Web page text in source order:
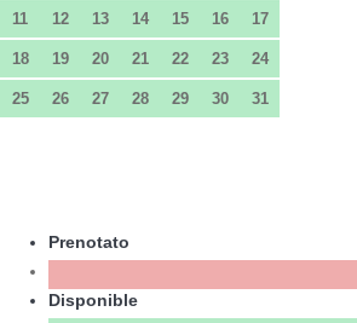
11 12 13 14 15 16 17
18 19 20 21 22 23 24
25 26 27 28 29 30 31
Prenotato
Disponible